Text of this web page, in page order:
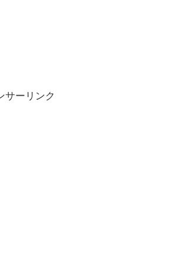
サーリンク